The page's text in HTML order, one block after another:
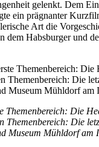
gelenkt. Dem
ein prägnanter
Art die
dem Habsburger und
Themenbereich: Die
Themenbereich: Die
Museum Mühldorf am